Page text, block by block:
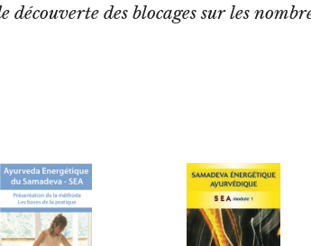
des blocages sur les